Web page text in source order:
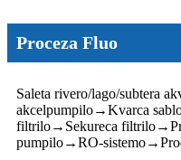
Proceza Fluo
Saleta rivero/lago/subtera
akcelpumpilo→Kvarca
filtrilo→ Sekureca filtrilo→
pumpilo→RO-sistemo→